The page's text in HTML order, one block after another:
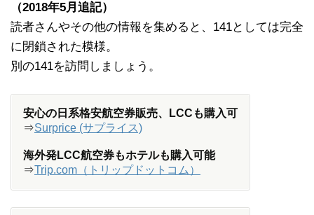
（2018年5月追記）
読者さんやその他の情報を集めると、141としては完全
に閉鎖された模様。
別の141を訪問しましょう。
安心の日系格安航空券販売、LCCも購入可
⇒Surprice (サプライス)
海外発LCC航空券もホテルも購入可能
⇒Trip.com（トリップドットコム）